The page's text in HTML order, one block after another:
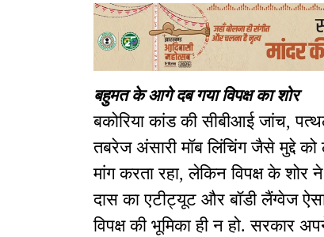
बहुमत के आगे दब गया विपक्ष का शोर
बकोरिया कांड की सीबीआई जांच,
तबरेज अंसारी मॉब लिंचिंग जैसे मुद्दे
मांग करता रहा, लेकिन विपक्ष के शोर
दास का एटीट्यूट और बॉडी लैंग्वेज ऐसा
विपक्ष की भूमिका ही न हो.